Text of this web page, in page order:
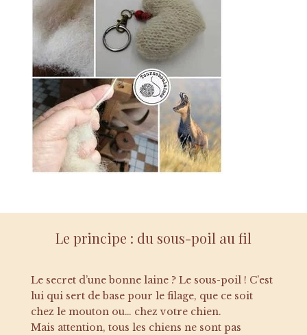
Le principe : du sous-poil au fil
Le secret d’une bonne laine ? Le sous-poil ! C’est
lui qui sert de base pour le filage, que ce soit
chez le mouton ou… chez votre chien.
Mais attention, tous les chiens ne sont pas